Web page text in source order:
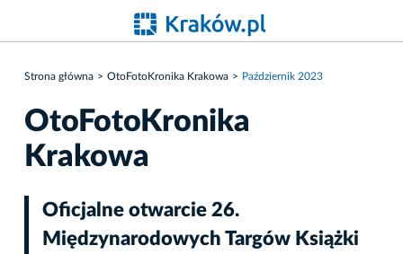
Strona główna OtoFotoKronika Krakowa Październik 2023
OtoFotoKronika
Krakowa
Oficjalne otwarcie 26.
Międzynarodowych Targów Książki